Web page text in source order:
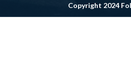
Copyright 2024